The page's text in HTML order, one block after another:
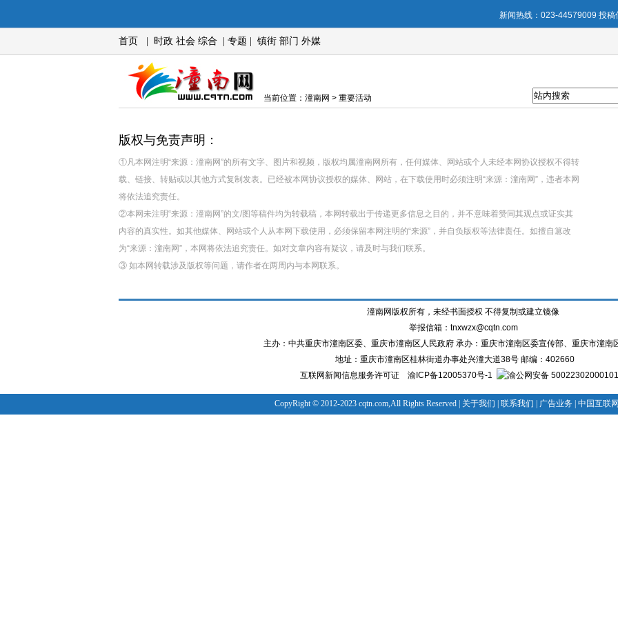
新闻热线：023-44579009 投稿
首页 时政 社会 综合 专题 镇街 部门 外媒
当前位置：潼南网 > 重要活动
版权与免责声明：
①凡本网注明“来源：潼南网”的所有文字、图片和视频，版权均属潼南网所有，任何媒体、网站或个人未经本网协议授权不得转
载、链接、转贴或以其他方式复制发表。已经被本网协议授权的媒体、网站，在下载使用时必须注明“来源：潼南网”，违者本网
将依法追究责任。
②本网未注明“来源：潼南网”的文/图等稿件均为转载稿，本网转载出于传递更多信息之目的，并不意味着赞同其观点或证实其
内容的真实性。如其他媒体、网站或个人从本网下载使用，必须保留本网注明的“来源”，并自负版权等法律责任。如擅自篡改
为“来源：潼南网”，本网将依法追究责任。如对文章内容有疑议，请及时与我们联系。
③ 如本网转载涉及版权等问题，请作者在两周内与本网联系。
潼南网版权所有，未经书面授权 不得复制或建立镜像
举报信箱：tnxwzx@cqtn.com
主办：中共重庆市潼南区委、重庆市潼南区人民政府 承办：重庆市潼南区委宣传部、重庆市潼南
地址：重庆市潼南区桂林街道办事处兴潼大道38号 邮编：402660
互联网新闻信息服务许可证
渝ICP备12005370号-1 渝公网安备
CopyRight © 2012-2023 cqtn.com,All Rights Reserved | 关于我们 联系我们 广告业务 中国互联